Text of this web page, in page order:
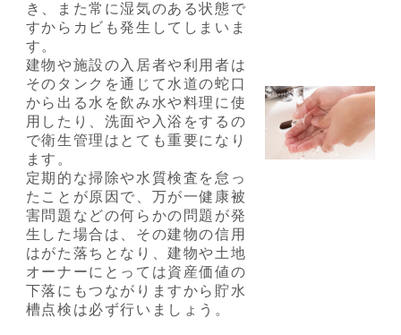
き、また常に湿気のある状態で
すからカビも発生してしまいま
す。
建物や施設の入居者や利用者は
そのタンクを通じて水道の蛇口
から出る水を飲み水や料理に使
用したり、洗面や入浴をするの
で衛生管理はとても重要になり
ます。
定期的な掃除や水質検査を怠っ
たことが原因で、万が一健康被
害問題などの何らかの問題が発
生した場合は、その建物の信用
はがた落ちとなり、建物や土地
オーナーにとっては資産価値の
下落にもつながりますから貯水
槽点検は必ず行いましょう。